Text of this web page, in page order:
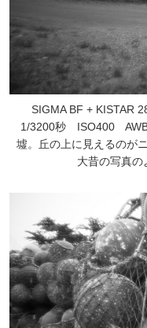
SIGMA BF +
1/3200秒 ISO400
墟。丘の上に見えるのが
大昔の写真の